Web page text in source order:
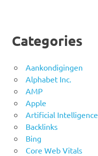
Categories
Aankondigingen
Alphabet Inc.
AMP
Apple
Artificial Intelligence
Backlinks
Bing
Core Web Vitals